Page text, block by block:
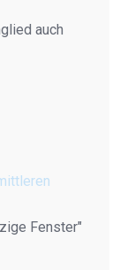
auch
Fenster"